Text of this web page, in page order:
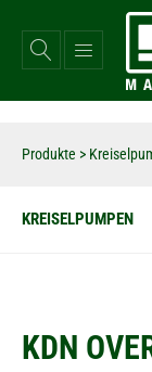
zum
Inhalt
Produkte >
KREISELPUMPEN
KDN